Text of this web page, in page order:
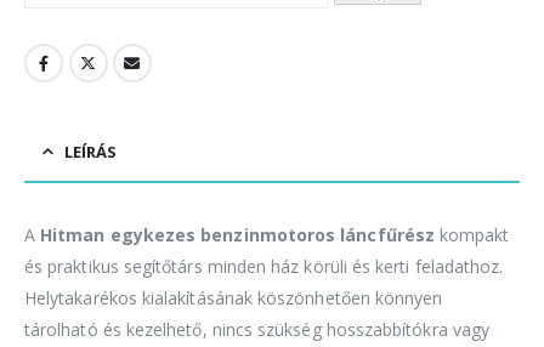
LEÍRÁS
A Hitman egykezes benzinmotoros láncfűrész kompakt
és praktikus segítőtárs minden ház körüli és kerti feladathoz.
Helytakarékos kialakításának köszönhetően könnyen
tárolható és kezelhető, nincs szükség hosszabbítókra vagy